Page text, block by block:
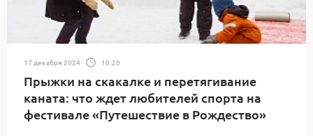
17 декабря 2024 10:20
Прыжки на скакалке и перетягивание
каната: что ждет любителей спорта на
фестивале «Путешествие в Рождество»